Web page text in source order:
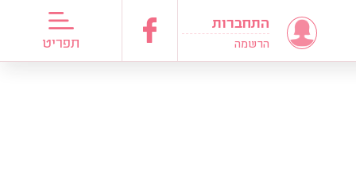
תפריט
התחברות
הרשמה
מדריכות כלות